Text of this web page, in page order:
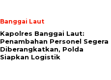
Banggai Laut
Kapolres Banggai Laut:
Penambahan Personel Segera
Diberangkatkan, Polda
Siapkan Logistik